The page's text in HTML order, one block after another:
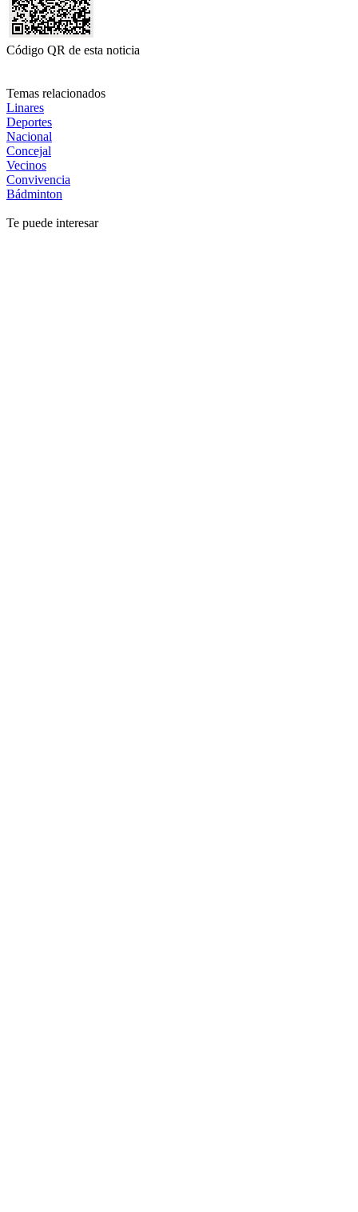
Código QR de esta noticia
Temas relacionados
Linares
Deportes
Nacional
Concejal
Vecinos
Convivencia
Bádminton
Te puede interesar